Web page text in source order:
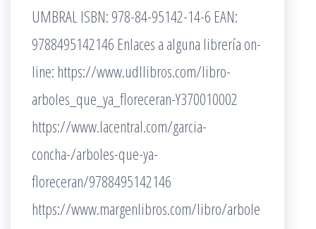
UMBRAL ISBN: 978-84-95142-14-6 EAN:
9788495142146 Enlaces a alguna librería on-
line: https://www.udllibros.com/libro-
arboles_que_ya_floreceran-Y370010002
https://www.lacentral.com/garcia-
concha-/arboles-que-ya-
floreceran/9788495142146
https://www.margenlibros.com/libro/arbole